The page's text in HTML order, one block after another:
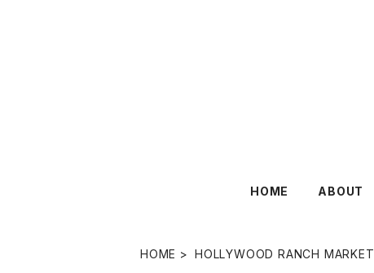
HOME ABOUT
HOME HOLLYWOOD RANCH MARKET